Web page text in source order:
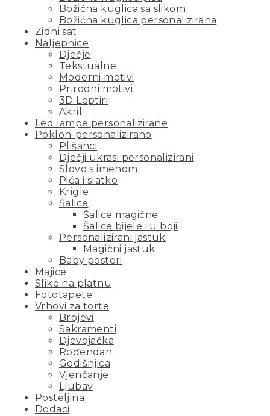
Božićna kuglica sa slikom
Božićna kuglica personalizirana
Zidni sat
Naljepnice
Dječje
Tekstualne
Moderni motivi
Prirodni motivi
3D Leptiri
Akril
Led lampe personalizirane
Poklon-personalizirano
Plišanci
Dječji ukrasi personalizirani
Slovo s imenom
Pića i slatko
Krigle
Šalice
Šalice magične
Šalice bijele i u boji
Personalizirani jastuk
Magični jastuk
Baby posteri
Majice
Slike na platnu
Fototapete
Vrhovi za torte
Brojevi
Sakramenti
Djevojačka
Rođendan
Godišnjica
Vjenčanje
Ljubav
Posteljina
Dodaci